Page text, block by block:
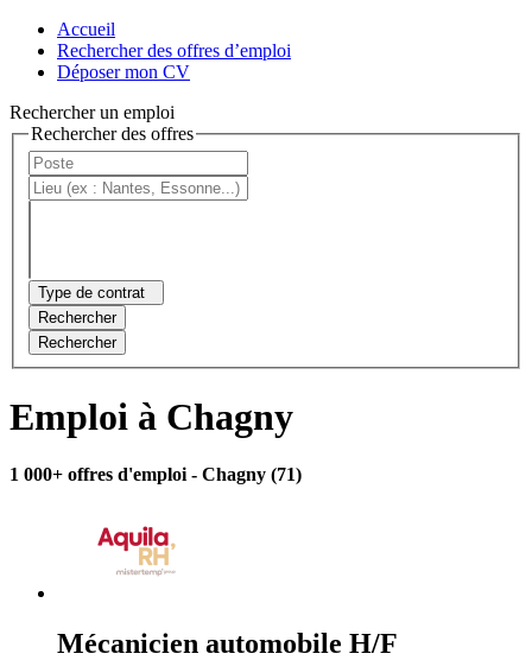
Accueil
Rechercher des offres d’emploi
Déposer mon CV
Rechercher un emploi
Rechercher des offres
Type de contrat
Rechercher
Rechercher
Emploi à Chagny
1 000+ offres d'emploi - Chagny (71)
Mécanicien automobile H/F